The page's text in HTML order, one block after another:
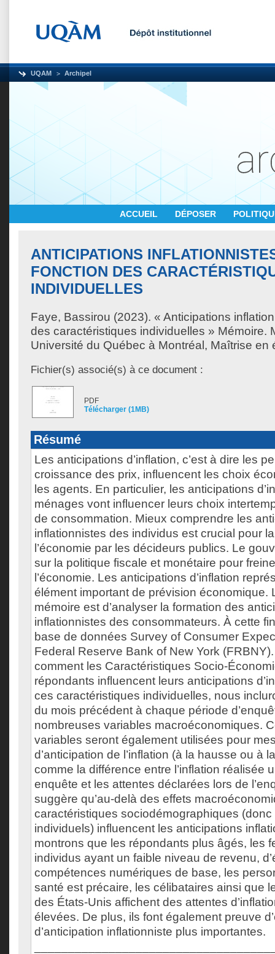
UQAM Archipel
ACCUEIL DÉPOSER
ANTICIPATIONS
FONCTION DES
INDIVIDUELLES
Faye, Bassirou (2023). « Anticipations
des caractéristiques individuelles » Mémoire.
Université du Québec à Montréal, Maîtrise en
Fichier(s) associé(s) à ce document :
PDF
Télécharger (1MB)
Résumé
Les anticipations d’inflation, c’est à dire les
croissance des prix, influencent les choix
les agents. En particulier, les anticipations
ménages vont influencer leurs choix
de consommation. Mieux comprendre les
inflationnistes des individus est crucial pour
l’économie par les décideurs publics. Le
sur la politique fiscale et monétaire pour
l’économie. Les anticipations d’inflation
élément important de prévision économique.
mémoire est d’analyser la formation des
inflationnistes des consommateurs. À cette
base de données Survey of Consumer
Federal Reserve Bank of New York
comment les Caractéristiques Socio-
répondants influencent leurs anticipations
ces caractéristiques individuelles, nous
du mois précédent à chaque période
nombreuses variables macroéconomiques.
variables seront également utilisées pour
d’anticipation de l’inflation (à la hausse ou à
comme la différence entre l’inflation réalisée
enquête et les attentes déclarées lors de
suggère qu’au-delà des effets
caractéristiques sociodémographiques (donc
individuels) influencent les anticipations
montrons que les répondants plus âgés, les
individus ayant un faible niveau de revenu,
compétences numériques de base, les
santé est précaire, les célibataires ainsi que
des États-Unis affichent des attentes
élevées. De plus, ils font également preuve
d’anticipation inflationniste plus importantes.